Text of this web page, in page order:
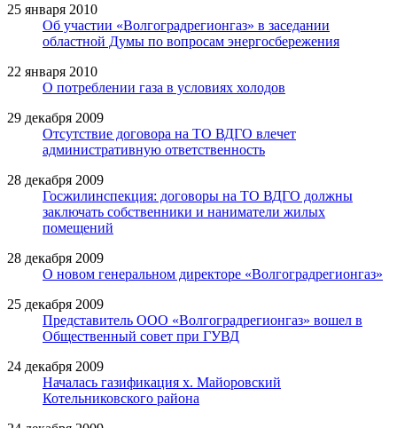
25 января 2010
Об участии «Волгоградрегионгаз» в заседании
областной Думы по вопросам энергосбережения
22 января 2010
О потреблении газа в условиях холодов
29 декабря 2009
Отсутствие договора на ТО ВДГО влечет
административную ответственность
28 декабря 2009
Госжилинспекция: договоры на ТО ВДГО должны
заключать собственники и наниматели жилых
помещений
28 декабря 2009
О новом генеральном директоре «Волгоградрегионгаз»
25 декабря 2009
Представитель ООО «Волгоградрегионгаз» вошел в
Общественный совет при ГУВД
24 декабря 2009
Началась газификация х. Майоровский
Котельниковского района